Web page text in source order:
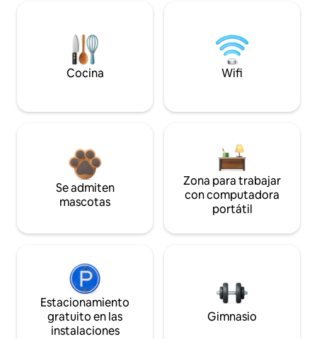
Cocina Wifi
Se admiten
mascotas
Zona para trabajar
con computadora
portátil
Estacionamiento
gratuito en las
instalaciones
Gimnasio